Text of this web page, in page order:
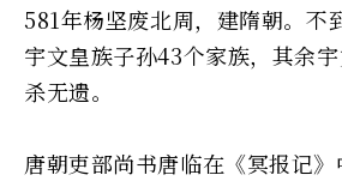
581年杨坚废北周，建隋朝。不
宇文皇族子孙43个家族，其余
杀无遗。
唐朝吏部尚书唐临在《冥报记